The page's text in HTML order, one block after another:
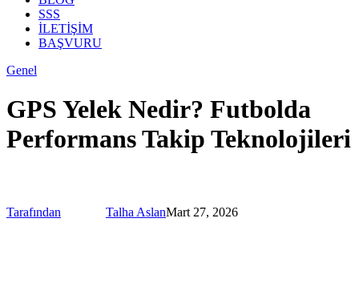
SSS
İLETİŞİM
BAŞVURU
facebook-
instagram
Genel
GPS Yelek Nedir? Futbolda
Performans Takip Teknolojileri
Tarafından Talha AslanMart 27, 2026